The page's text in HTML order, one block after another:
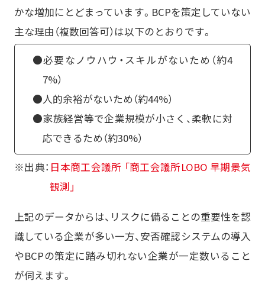
かな増加にとどまっています。BCPを策定していない
主な理由（複数回答可）は以下のとおりです。
●必要なノウハウ・スキルがないため（約4
7%）
●人的余裕がないため（約44%）
●家族経営等で企業規模が小さく、柔軟に対
応できるため（約30%）
※出典： 日本商工会議所 「商工会議所LOBO 早期景気
観測」
上記のデータからは、リスクに備ることの重要性を認
識している企業が多い一方、安否確認システムの導入
やBCPの策定に踏み切れない企業が一定数いること
が伺えます。